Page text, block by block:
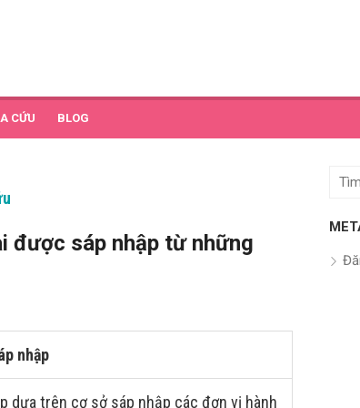
CỨU BLOG
được sáp nhập từ những
nhập
dựa trên cơ sở sáp nhập các đơn vị hành
Tìm
quả